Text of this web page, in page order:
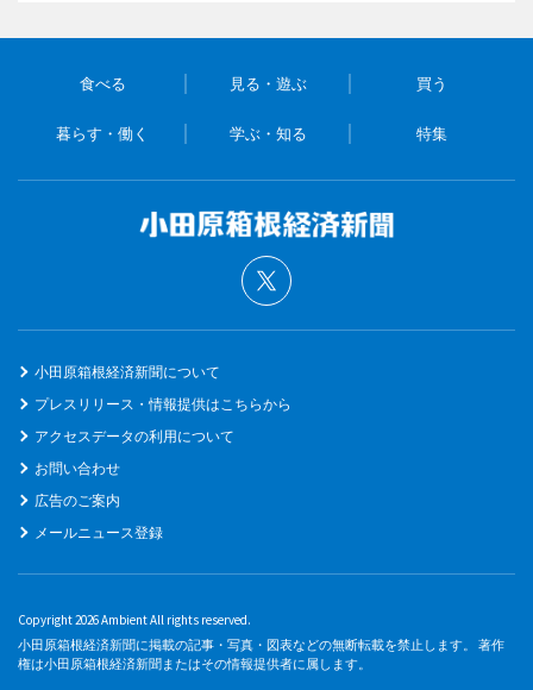
食べる 見る・遊ぶ 買う
暮らす・働く 学ぶ・知る 特集
小田原箱根経済新聞について
プレスリリース・情報提供はこちらから
アクセスデータの利用について
お問い合わせ
広告のご案内
メールニュース登録
Copyright 2026 Ambient All rights reserved.
小田原箱根経済新聞に掲載の記事・写真・図表などの無断転載を禁止します。 著作
権は小田原箱根経済新聞またはその情報提供者に属します。